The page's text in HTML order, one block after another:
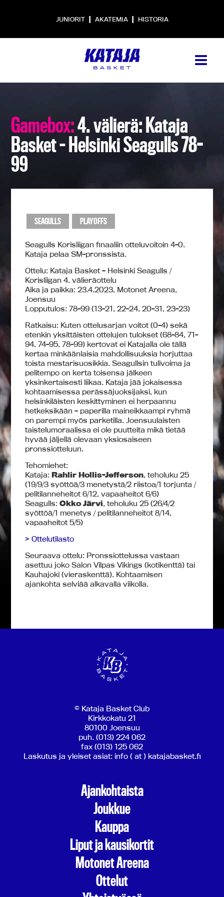
JUNIORIT | AKATEMIA | HISTORIA
Gamebox:4. välierä: Kataja
Basket – Helsinki Seagulls 78-
99
SEAGULLS PLAYOFFS
Seagulls Korisliigan finaaliin otteluvoitoin 4-0.
Kataja pelaa SM-pronssista.
Ottelu: Kataja Basket – Helsinki Seagulls /
Korisliigan 4. välieräottelu
Aika ja paikka: 23.4.2023, Motonet Areena,
Joensuu
Lopputulos: 78-99 (13-21, 22-24, 20-31, 23-23)
Ratkaisu: Kuten ottelusarjan voitot (0-4) sekä
etenkin yksittäisten ottelujen tulokset (68-84, 71-
94, 74-95, 78-99) kertovat ei Katajalla ole tällä
kertaa minkäänlaisia mahdollisuuksia horjuttaa
toista mestarisuosikkia. Seagullsin tulivoima ja
pelitempo on kerta toisensa jälkeen
yksinkertaisesti liikaa. Kataja jää jokaisessa
kohtaamisessa perässäjuoksijaksi, kun
helsinkiläisten keskittyminen ei herpaannu
hetkeksikään – paperilla maineikkaampi ryhmä
on parempi myös parketilla. Joensuulaisten
taistelumoraalissa ei ole puutteita mikä tietää
hyvää jäljellä olevaan yksiosaiseen
pronssiotteluun.
Tehomiehet:
Kataja:Rahlir Hollis-Jefferson, teholuku 25
(19/9/3 syöttöä/3 menetystä/2 riistoa/1 torjunta /
pelitilanneheitot 6/12, vapaaheitot 6/6)
Seagulls:Okko Järvi, teholuku 25 (26/4/2
syöttöä/1 menetys / pelitilanneheitot 8/14,
vapaaheitot 5/5)
> Ottelutilasto
Seuraava ottelu: Pronssiottelussa vastaan
asettuu joko Salon Vilpas Vikings (kotikenttä) tai
Kauhajoki (vieraskenttä). Kohtaamisen
ajankohta selviää alkavalla viikolla.
© Kataja Basket Club
Kirkkokatu 21
80100 Joensuu
puh. (013) 224 062
fax (013) 125 062
Laskutus ja yleiset asiat: info ( at ) katajabasket.fi
Ajankohtaista
Joukkue
Kauppa
Liput ja kausikortit
Motonet Areena
Ottelut